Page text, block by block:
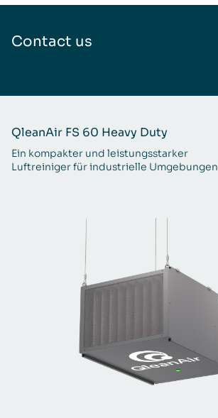
Contact us
QleanAir FS 60 Heavy Duty
Ein kompakter und leistungsstarker
Luftreiniger für industrielle Umgebungen